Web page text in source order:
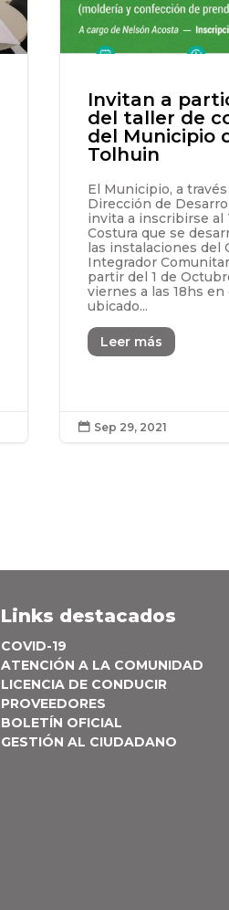
Invitan a
del taller de
del Municipio
Tolhuin
El Municipio, a través
Dirección de
invita a inscribirse al
Costura que se
las instalaciones del
Integrador
partir del 1 de
viernes a las 18hs en
ubicado...
Leer más
 Sep 29, 2021
Links destacados
COVID-19
ATENCIÓN A LA COMUNIDAD
LICENCIA DE CONDUCIR
PROVEEDORES
BOLETÍN OFICIAL
GESTIÓN AL CIUDADANO